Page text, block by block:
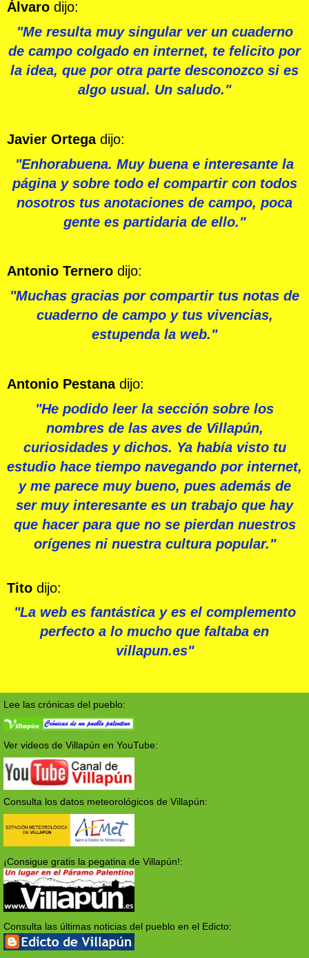
Álvaro dijo:
"Me resulta muy singular ver un cuaderno
de campo colgado en internet, te felicito por
la idea, que por otra parte desconozco si es
algo usual. Un saludo."
Javier Ortegadijo:
"Enhorabuena. Muy buena e interesante la
página y sobre todo el compartir con todos
nosotros tus anotaciones de campo, poca
gente es partidaria de ello."
Antonio Ternero dijo:
"Muchas gracias por compartir tus notas de
cuaderno de campo y tus vivencias,
estupenda la web."
Antonio Pestana dijo:
"He podido leer la sección sobre los
nombres de las aves de Villapún,
curiosidades y dichos. Ya había visto tu
estudio hace tiempo navegando por internet,
y me parece muy bueno, pues además de
ser muy interesante es un trabajo que hay
que hacer para que no se pierdan nuestros
orígenes ni nuestra cultura popular."
Tito dijo:
"La web es fantástica y es el complemento
perfecto a lo mucho que faltaba en
villapun.es"
Lee las crónicas del pueblo:
Ver videos de Villapún en YouTube:
Consulta los datos meteorológicos de Villapún:
¡Consigue gratis la pegatina de Villapún!:
Consulta las últimas noticias del pueblo en el Edicto: